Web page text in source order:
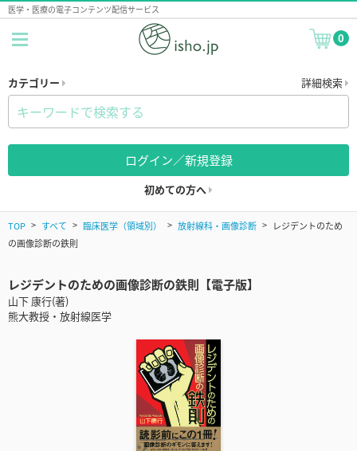
医学・医療の電子コンテンツ配信サービス
0
カテゴリー 詳細検索
ログイン／新規登録
初めての方へ
TOP すべて 臨床医学（領域別） 放射線科・画像診断
レジデントのため
の画像診断の鉄則
レジデントのための画像診断の鉄則【電子版】
山下 康行(著)
熊大教授・放射線医学